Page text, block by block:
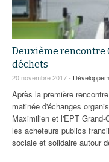
Deuxième rencontre
déchets
20 novembre 2017 -
Après la première
matinée d'échanges
Maximilien et l'EPT
les acheteurs publics
sociale et solidaire autour